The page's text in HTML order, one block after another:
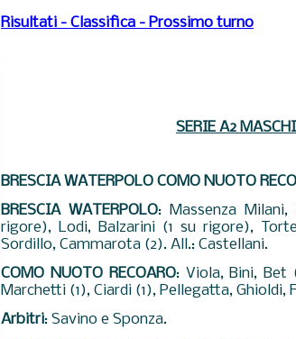
Risultati - Classifica - Prossimo turno
SERIE A2
BRESCIA WATERPOLO COMO NUOTO
BRESCIA WATERPOLO: Massenza
rigore), Lodi, Balzarini (1 su rigore),
Sordillo, Cammarota (2). All.: Castellani.
COMO NUOTO RECOARO: Viola, Bini, Bet
Marchetti (1), Ciardi (1), Pellegatta, Ghioldi,
Arbitri: Savino e Sponza.